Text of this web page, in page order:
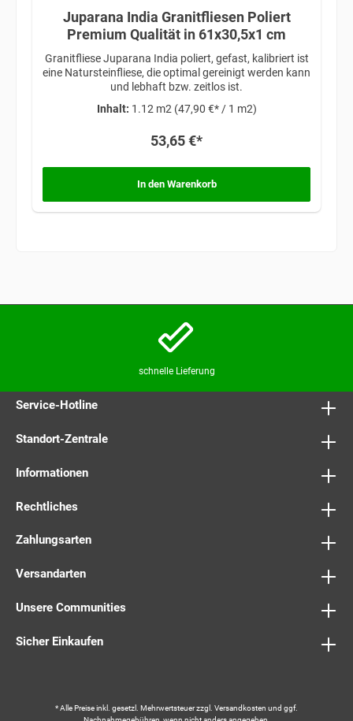
Juparana India Granitfliesen Poliert
Premium Qualität in 61x30,5x1 cm
Granitfliese Juparana India poliert, gefast, kalibriert ist
eine Natursteinfliese, die optimal gereinigt werden kann
und lebhaft bzw. zeitlos ist.
Inhalt: 1.12 m2 (47,90 €* / 1 m2)
53,65 €*
In den Warenkorb
schnelle Lieferung
Service-Hotline
Standort-Zentrale
Informationen
Rechtliches
Zahlungsarten
Versandarten
Unsere Communities
Sicher Einkaufen
* Alle Preise inkl. gesetzl. Mehrwertsteuer zzgl. Versandkosten und ggf.